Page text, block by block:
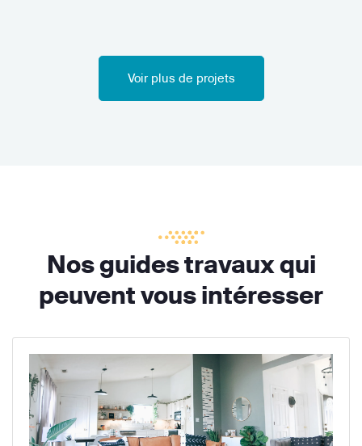
Voir plus de projets
Nos guides travaux qui
peuvent vous intéresser